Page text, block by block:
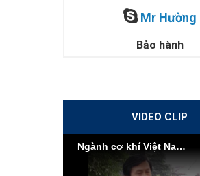
Mr Hường
Bảo hành
VIDEO CLIP
Ngành cơ khí Việt Nam: Đánh mất cơ hội vì nội lực yếu